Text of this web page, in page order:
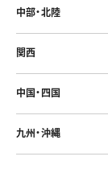
中部・北陸
関西
中国・四国
九州・沖縄